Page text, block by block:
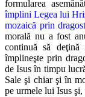
formularea
împlini Legea lui
mozaică prin
morală nu a fost
continuă să
împlineşte prin
de Isus în timpu
Sale şi chiar şi în
pe urmele lui Isus